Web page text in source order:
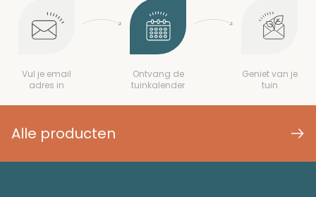
Vul je email
adres in
Ontvang de
tuinkalender
Geniet van je
tuin
Alle producten